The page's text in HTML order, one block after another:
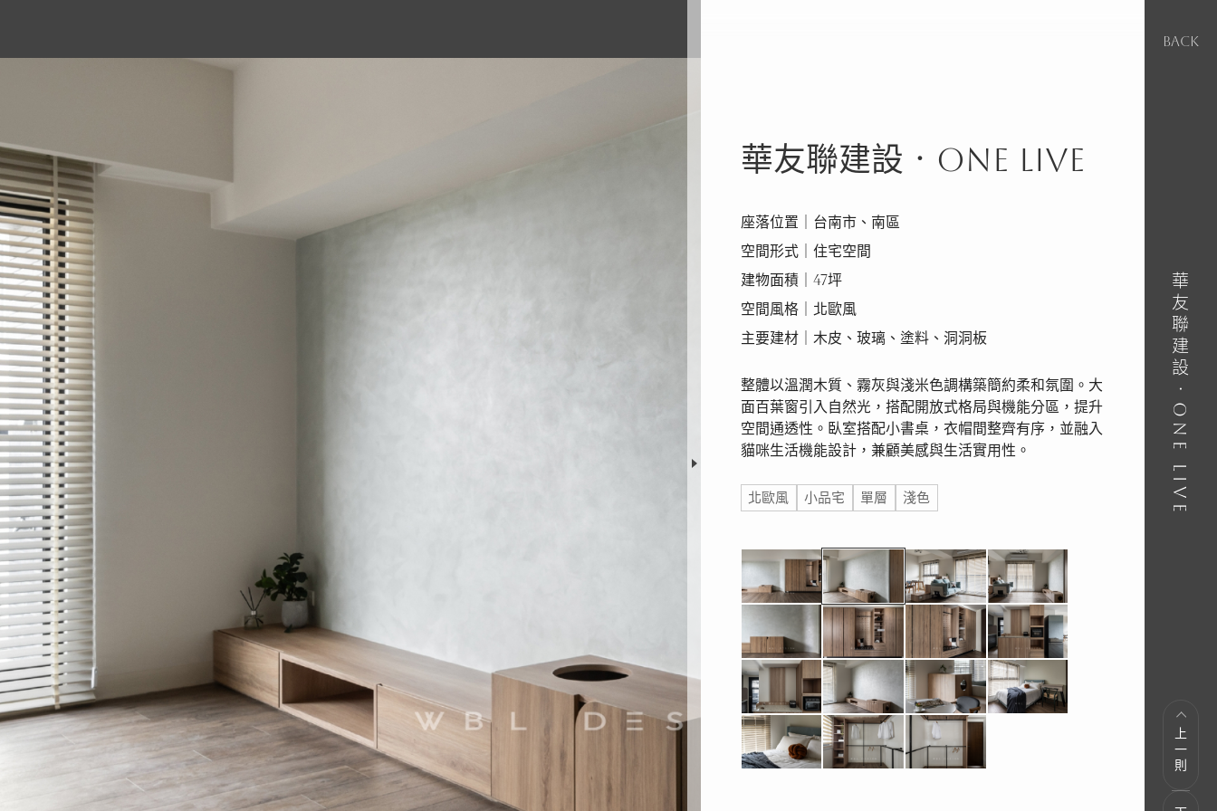
華友聯建設‧ONE LIVE
BACK
上一則
華友聯建設‧ONE LIVE
座落位置｜台南市、南區
空間形式｜住宅空間
建物面積｜47坪
空間風格｜北歐風
主要建材｜木皮、玻璃、塗料、洞洞板
整體以溫潤木質、霧灰與淺米色調構築簡約柔和氛圍。大
面百葉窗引入自然光，搭配開放式格局與機能分區，提升
空間通透性。臥室搭配小書桌，衣帽間整齊有序，並融入
貓咪生活機能設計，兼顧美感與生活實用性。
標籤
北歐風 小品宅 單層 淺色